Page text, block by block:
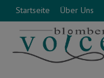
Startseite Über Uns